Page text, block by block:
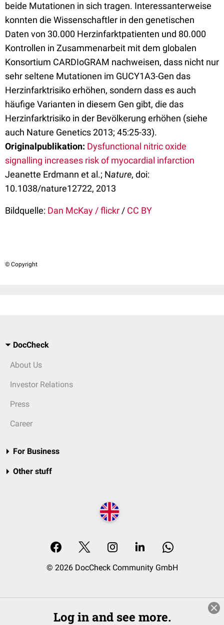
beide Mutationen in sich tragen. Interessanterweise
konnten die Wissenschaftler in den genetischen
Daten von 30.000 Herzinfarktpatienten und 80.000
Kontrollen in Zusammenarbeit mit dem globalen
Konsortium CARDIoGRAM nachweisen, dass nicht nur
sehr seltene Mutationen im GUCY1A3-Gen das
Herzinfarktrisiko erhöhen, sondern dass es auch
häufige Varianten in diesem Gen gibt, die das
Herzinfarktrisiko in der Bevölkerung erhöhen (siehe
auch Nature Genetics 2013; 45:25-33).
Originalpublikation: Dysfunctional nitric oxide
signalling increases risk of myocardial infarction
Jeanette Erdmann et al.; Nature, doi:
10.1038/nature12722, 2013
Bildquelle: Dan McKay / flickr / CC BY
© Copyright
DocCheck
About Us
Investor Relations
Press
Career
For Business
Other stuff
© 2026 DocCheck Community GmbH
Log in and see more.